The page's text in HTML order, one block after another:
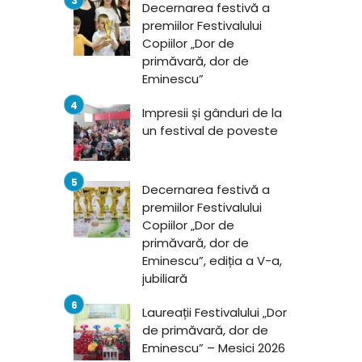
Decernarea festivă a
premiilor Festivalului
Copiilor „Dor de
primăvară, dor de
Eminescu”
Impresii și gânduri de la
un festival de poveste
Decernarea festivă a
premiilor Festivalului
Copiilor „Dor de
primăvară, dor de
Eminescu”, ediția a V-a,
jubiliară
Laureații Festivalului „Dor
de primăvară, dor de
Eminescu” – Mesici 2026